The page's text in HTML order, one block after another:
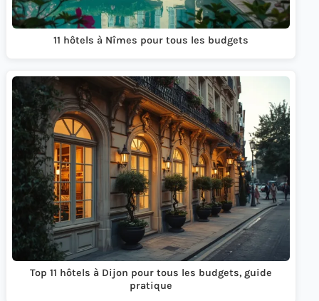
11 hôtels à Nîmes pour tous les budgets
Top 11 hôtels à Dijon pour tous les budgets, guide
pratique